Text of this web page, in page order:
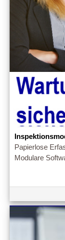
Papierlose
Modulare